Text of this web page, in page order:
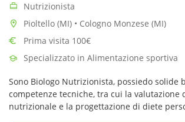
Nutrizionista
Pioltello (MI) • Cologno Monzese (MI)
Prima visita 100€
Specializzato in Alimentazione sportiva
Sono Biologo Nutrizionista, possiedo solide
competenze tecniche, tra cui la valutazione
nutrizionale e la progettazione di diete